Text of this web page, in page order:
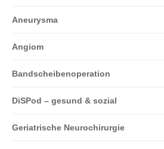
Aneurysma
Angiom
Bandscheibenoperation
DiSPod – gesund & sozial
Geriatrische Neurochirurgie